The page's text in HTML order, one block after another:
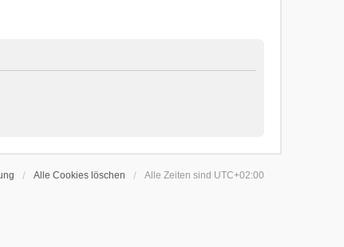
Alle Cookies löschen Alle Zeiten sind UTC+02:00